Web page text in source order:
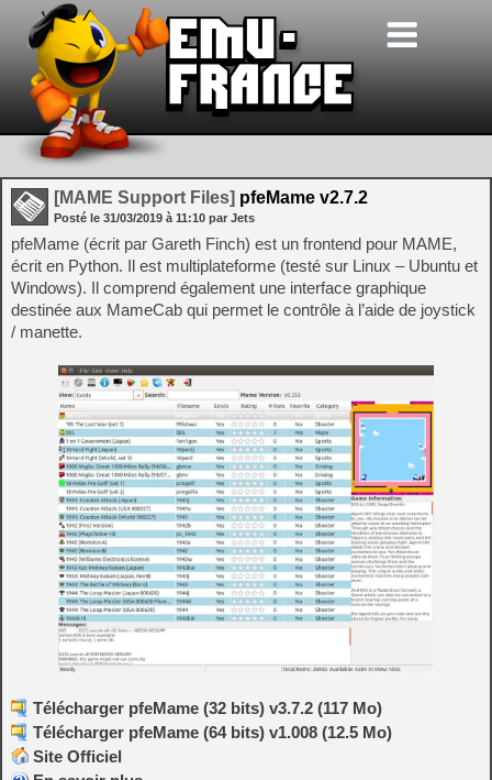
[MAME Support Files] pfeMame v2.7.2
Posté le 31/03/2019 à 11:10 par Jets
pfeMame (écrit par Gareth Finch) est un frontend pour MAME,
écrit en Python. Il est multiplateforme (testé sur Linux – Ubuntu et
Windows). Il comprend également une interface graphique
destinée aux MameCab qui permet le contrôle à l’aide de joystick
/ manette.
Télécharger pfeMame (32 bits) v3.7.2 (117 Mo)
Télécharger pfeMame (64 bits) v1.008 (12.5 Mo)
Site Officiel